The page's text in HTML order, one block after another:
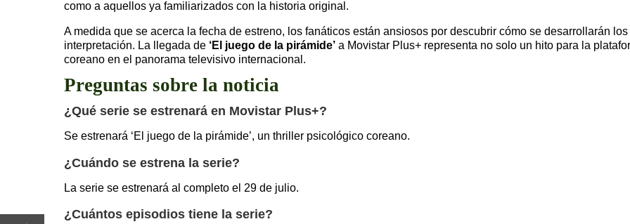
como a aquellos ya familiarizados con la historia original.
A medida que se acerca la fecha de estreno, los fanáticos están ansiosos por descubrir cómo se desarrollarán
interpretación. La llegada de ‘El juego de la pirámide’ a Movistar Plus+ representa no solo un hito para la
coreano en el panorama televisivo internacional.
Preguntas sobre la noticia
¿Qué serie se estrenará en Movistar Plus+?
Se estrenará ‘El juego de la pirámide’, un thriller psicológico coreano.
¿Cuándo se estrena la serie?
La serie se estrenará al completo el 29 de julio.
¿Cuántos episodios tiene la serie?